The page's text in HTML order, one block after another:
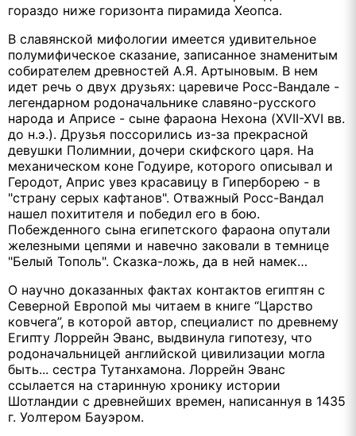
гораздо ниже горизонта пирамида Хеопса.
В славянской мифологии имеется удивительное
полумифическое сказание, записанное знаменитым
собирателем древностей А.Я. Артыновым. В нем
идет речь о двух друзьях: царевиче Росс-Вандале -
легендарном родоначальнике славяно-русского
народа и Априсе - сыне фараона Нехона (XVII-XVI вв.
до н.э.). Друзья поссорились из-за прекрасной
девушки Полимнии, дочери скифского царя. На
механическом коне Годуире, которого описывал и
Геродот, Априс увез красавицу в Гиперборею - в
"страну серых кафтанов". Отважный Росс-Вандал
нашел похитителя и победил его в бою.
Побежденного сына египетского фараона опутали
железными цепями и навечно заковали в темнице
"Белый Тополь". Сказка-ложь, да в ней намек…
О научно доказанных фактах контактов египтян с
Северной Европой мы читаем в книге “Царство
ковчега”, в которой автор, специалист по древнему
Египту Лоррейн Эванс, выдвинула гипотезу, что
родоначальницей английской цивилизации могла
быть... сестра Тутанхамона. Лоррейн Эванс
ссылается на старинную хронику истории
Шотландии с древнейших времен, написаннуя в 1435
г. Уолтером Бауэром.